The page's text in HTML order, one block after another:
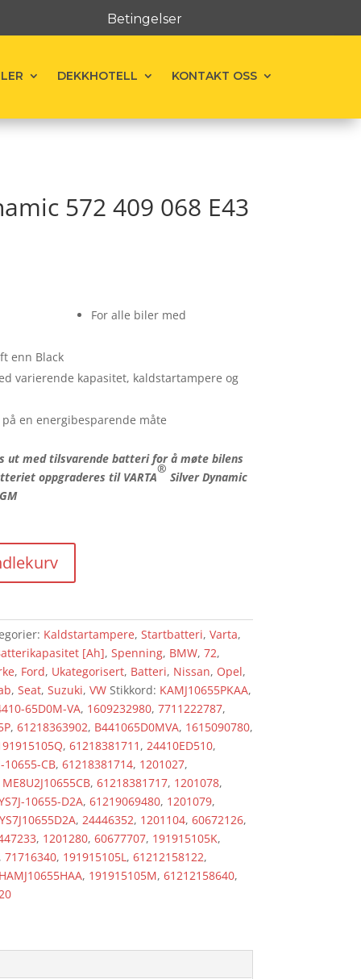
Betingelser
DEKKHOTELL KONTAKT OSS
572 409 068 E43
For alle biler med
enn Black
varierende kapasitet, kaldstartampere og
en energibesparende måte
med tilsvarende batteri for å møte bilens
oppgraderes til VARTA
®
Silver Dynamic
Kaldstartampere, Startbatteri, Varta,
[Ah], Spenning, BMW, 72,
, Ford, Ukategorisert, Batteri, Nissan, Opel,
, Seat, Suzuki, VW Stikkord: KAMJ10655PKAA,
65D0M-VA, 1609232980, 7711222787,
, 61218363902, B441065D0MVA, 1615090780,
, 61218381711 , 24410ED510,
10655-CB, 61218381714, 1201027,
ME8U2J10655CB, 61218381717, 1201078,
10655-D2A, 61219069480, 1201079,
YS7J10655D2A, 24446352, 1201104, 60672126,
, 1201280, 60677707, 191915105K,
71716340, 191915105L, 61212158122,
HAMJ10655HAA, 191915105M, 61212158640,